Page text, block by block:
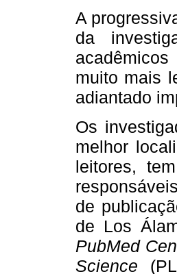
A
da
muito mais
adiantado
Os
melhor
leitores,
de
de Los
PubMed
Science